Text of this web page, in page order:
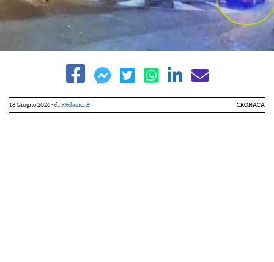
18 Giugno 2026- di Redazione CRONACA